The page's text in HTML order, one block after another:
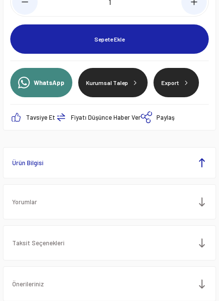
Sepete Ekle
WhatsApp Kurumsal Talep Export
Tavsiye Et Fiyatı Düşünce Haber Ver Paylaş
Ürün Bilgisi
Yorumlar
Taksit Seçenekleri
Önerileriniz